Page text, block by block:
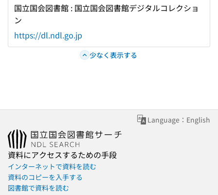
国立国会図書館 : 国立国会図書館デジタルコレクショ
ン
https://dl.ndl.go.jp
少なく表示する
Language：English
資料にアクセスするための手段
インターネットで資料を読む
資料のコピーを入手する
図書館で資料を読む